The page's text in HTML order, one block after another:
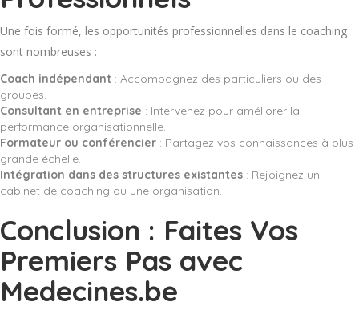
Une fois formé, les opportunités professionnelles dans le coaching
sont nombreuses :
Coach indépendant : Accompagnez des particuliers ou des
groupes.
Consultant en entreprise : Intervenez pour améliorer la
performance organisationnelle.
Formateur ou conférencier : Partagez vos connaissances à plus
grande échelle.
Intégration dans des structures existantes : Rejoignez un
cabinet de coaching ou une organisation.
Conclusion : Faites Vos
Premiers Pas avec
Medecines.be